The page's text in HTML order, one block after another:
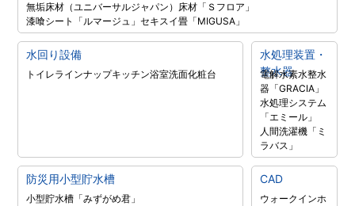
無垢床材（ユニバーサルジャパン） 床材「Ｓフロア」
漆喰シート「ルマージュ」セキスイ畳「MIGUSA」
水回り設備
トイレラインナップキッチン浴室洗面化粧台
水処理装置・
整水器
電解水素水整水
器「GRACIA」
水処理システム
「エミール」
人間洗濯機「ミ
ラバス」
防災用小型貯水槽
小型貯水槽「みずがめ君」
CAD
ウォークインホ